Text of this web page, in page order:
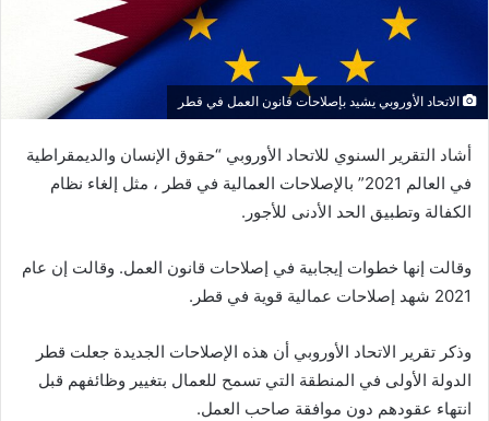
إ
ت
و
ن
ي
الاتحاد الأوروبي يشيد بإصلاحات قانون العمل في قطر
أشاد التقرير السنوي للاتحاد الأوروبي “حقوق الإنسان والديمقراطية
في العالم 2021” بالإصلاحات العمالية في قطر ، مثل إلغاء نظام
الكفالة وتطبيق الحد الأدنى للأجور.
وقالت إنها خطوات إيجابية في إصلاحات قانون العمل. وقالت إن عام
2021 شهد إصلاحات عمالية قوية في قطر.
وذكر تقرير الاتحاد الأوروبي أن هذه الإصلاحات الجديدة جعلت قطر
الدولة الأولى في المنطقة التي تسمح للعمال بتغيير وظائفهم قبل
انتهاء عقودهم دون موافقة صاحب العمل.